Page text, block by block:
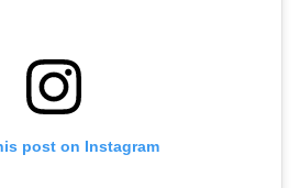
post on Instagram